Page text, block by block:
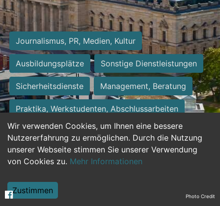
Wir verwenden Cookies, um Ihnen eine bessere
Nutzererfahrung zu ermöglichen. Durch die Nutzung
unserer Webseite stimmen Sie unserer Verwendung
von Cookies zu. Mehr Informationen
Zustimmen
Journalismus, PR, Medien, Kultur
Ausbildungsplätze Sonstige Dienstleistungen
Sicherheitsdienste Management, Beratung
Praktika, Werkstudenten, Abschlussarbeiten
Personalwesen Assistenz, Sekretariat
Hilfskräfte, Aushilfs- und Nebenjobs
Weiterbildung, Studium, duale Ausbildung Photo Credit